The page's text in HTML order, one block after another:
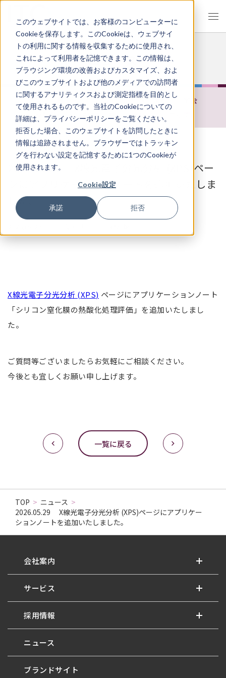
このウェブサイトでは、お客様のコンピューターに
Cookieを保存します。このCookieは、ウェブサイ
トの利用に関する情報を収集するために使用され、
これによって利用者を記憶できます。この情報は、
ブラウジング環境の改善およびカスタマイズ、およ
びこのウェブサイトおよび他のメディアでの訪問者
に関するアナリティクスおよび測定指標を目的とし
て使用されるものです。当社のCookieについての
詳細は、プライバシーポリシーをご覧ください。
拒否した場合、このウェブサイトを訪問したときに
情報は追跡されません。ブラウザーではトラッキン
グを行わない設定を記憶するために1つのCookieが
使用されます。
Cookie設定
承諾 拒否
JP
ニュース
ALL 展示会 お知らせ 採用情報
学会
材料解析
信頼性試験 論文 共同研究
2026.05.29 X線光電子分光分析 (XPS)ペー
ジにアプリケーションノートを追加いたしま
した。
X線光電子分光分析 (XPS) ページにアプリケーションノート
「シリコン窒化膜の熱酸化処理評価」を追加いたしまし
た。
ご質問等ございましたらお気軽にご相談ください。
今後とも宜しくお願い申し上げます。
一覧に戻る
TOP > ニュース >
2026.05.29 X線光電子分光分析 (XPS)ページにアプリケー
ションノートを追加いたしました。
会社案内
サービス
採用情報
ニュース
ブランドサイト